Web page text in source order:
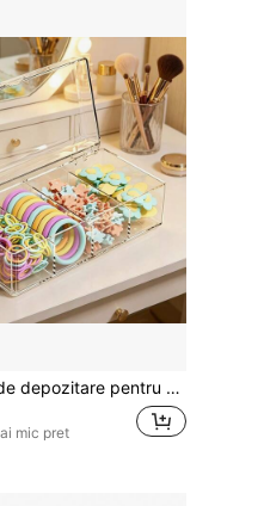
1 buc. cutie de depozitare pentru bijuterii din plastic lustruit, stil clasic, cu închidere tip snap - cutie organizatoare de birou transparentă, anti-praf și impermeabilă, pentru coliere, elastice, agrafe de păr și elastice pentru păr - potrivită și ca cutie de bijuterii de birou, organizator pentru cabluri, cutie pentru carduri mici și accesorii
mic pret